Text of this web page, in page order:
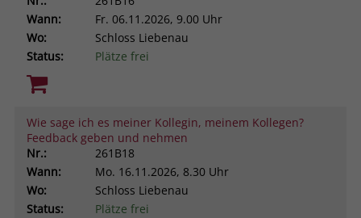
Wann:
Fr. 06.11.2026, 9.00 Uhr
Wo:
Schloss Liebenau
Status:
Plätze frei
Wie sage ich es meiner Kollegin, meinem Kollegen?
Feedback geben und nehmen
Nr.:
261B18
Wann:
Mo. 16.11.2026, 8.30 Uhr
Wo:
Schloss Liebenau
Status:
Plätze frei